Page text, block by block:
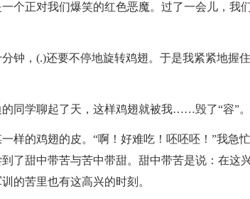
个正对我们爆笑的红色恶魔。过了一会儿，我
钟，(.)还要不停地旋转鸡翅。于是我紧紧地握
同学聊起了天，这样鸡翅就被我……毁了“容”。
样的鸡翅的皮。“啊！好难吃！呸呸呸！”我急
了甜中带苦与苦中带甜。甜中带苦是说：在这
的苦里也有这高兴的时刻。